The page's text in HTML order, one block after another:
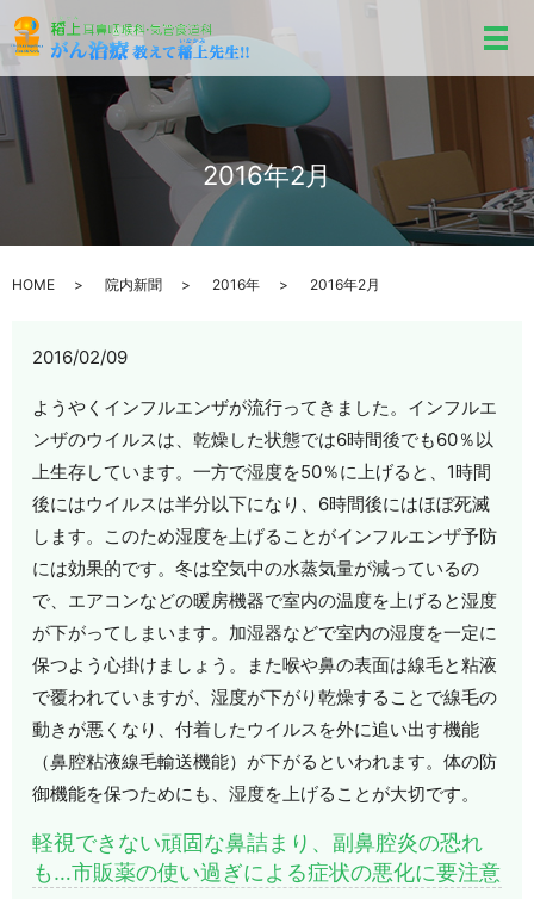
メ
2016年2月
HOME 院内新聞 2016年 2016年2月
2016/02/09
ようやくインフルエンザが流行ってきました。インフルエ
ンザのウイルスは、乾燥した状態では6時間後でも60％以
上生存しています。一方で湿度を50％に上げると、1時間
後にはウイルスは半分以下になり、6時間後にはほぼ死滅
します。このため湿度を上げることがインフルエンザ予防
には効果的です。冬は空気中の水蒸気量が減っているの
で、エアコンなどの暖房機器で室内の温度を上げると湿度
が下がってしまいます。加湿器などで室内の湿度を一定に
保つよう心掛けましょう。また喉や鼻の表面は線毛と粘液
で覆われていますが、湿度が下がり乾燥することで線毛の
動きが悪くなり、付着したウイルスを外に追い出す機能
（鼻腔粘液線毛輸送機能）が下がるといわれます。体の防
御機能を保つためにも、湿度を上げることが大切です。
軽視できない頑固な鼻詰まり、副鼻腔炎の恐れ
も…市販薬の使い過ぎによる症状の悪化に要注意